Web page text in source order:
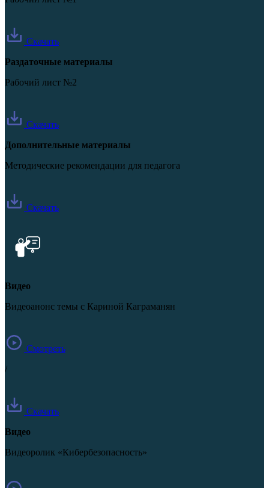
Скачать
Раздаточные материалы
Рабочий лист №2
Скачать
Дополнительные материалы
Методические рекомендации для педагога
Скачать
Видео
Видеоанонс темы с Кариной Каграманян
Смотреть
/
Скачать
Видео
Видеоролик «Кибербезопасность»